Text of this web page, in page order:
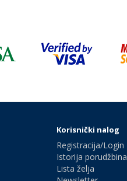
Korisnički nalog
Registracija/Login
Istorija porudžbina
Lista želja